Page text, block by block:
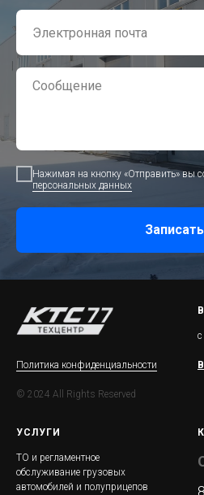
Нажимая на кнопку «Отправить» вы
персональных данных
Политика конфиденциальности
© 2024 All Rights Reserved
УСЛУГИ
ТО и регламентное
обслуживание грузовых
автомобилей и полуприцепов